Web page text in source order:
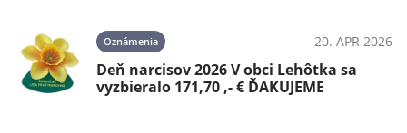
Oznámenia 20. APR 2026
Deň narcisov 2026 V obci Lehôtka sa
vyzbieralo 171,70 ,- € ĎAKUJEME